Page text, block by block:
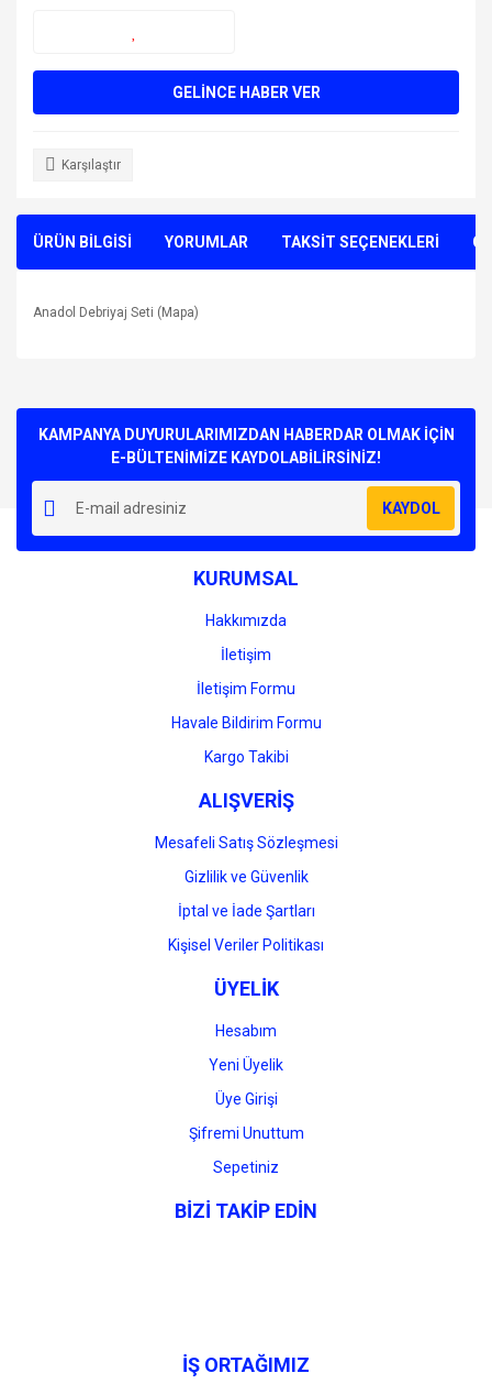
GELİNCE HABER VER
Karşılaştır
ÜRÜN BİLGİSİ YORUMLAR TAKSİT SEÇENEKLERİ
Anadol Debriyaj Seti (Mapa)
Yorum Yaz
kullanarak tarafımıza iletebilirsiniz.
Görüş ve önerileriniz için teşekkür ederiz.
Ürün resmi kalitesiz, bozuk veya görüntülenemiyor.
Ürün açıklamasında eksik bilgiler bulunuyor.
Ürün bilgilerinde hatalar bulunuyor.
Ürün fiyatı diğer sitelerden daha pahalı.
Gönder
KAMPANYA DUYURULARIMIZDAN HABERDAR OLMAK İÇİN
E-BÜLTENİMİZE KAYDOLABİLİRSİNİZ!
KAYDOL
KURUMSAL
Hakkımızda
İletişim
İletişim Formu
Havale Bildirim Formu
Kargo Takibi
ALIŞVERİŞ
Mesafeli Satış Sözleşmesi
Gizlilik ve Güvenlik
İptal ve İade Şartları
Kişisel Veriler Politikası
ÜYELİK
Hesabım
Yeni Üyelik
Üye Girişi
Şifremi Unuttum
Sepetiniz
BİZİ TAKİP EDİN
İŞ ORTAĞIMIZ